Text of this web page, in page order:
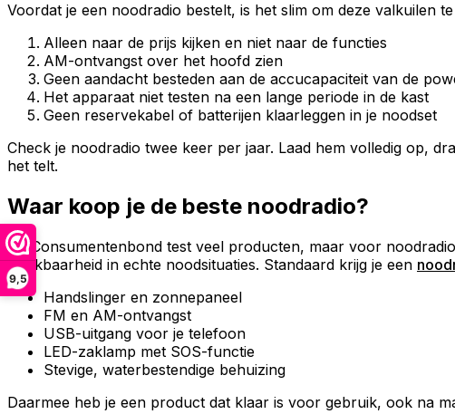
9,5
Voordat je een noodradio bestelt, is het slim om deze valkuilen
Alleen naar de prijs kijken en niet naar de functies
AM-ontvangst over het hoofd zien
Geen aandacht besteden aan de accucapaciteit van de
Het apparaat niet testen na een lange periode in de kast
Geen reservekabel of batterijen klaarleggen in je noodset
Check je noodradio twee keer per jaar. Laad hem volledig op,
het telt.
Waar koop je de beste noodradio?
De Consumentenbond test veel producten, maar voor
bruikbaarheid in echte noodsituaties. Standaard krijg je een
Handslinger en zonnepaneel
FM en AM-ontvangst
USB-uitgang voor je telefoon
LED-zaklamp met SOS-functie
Stevige, waterbestendige behuizing
Daarmee heb je een product dat klaar is voor gebruik, ook na